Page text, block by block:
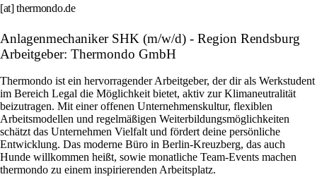
[at] thermondo.de
Anlagenmechaniker SHK (m/w/d) - Region Rendsburg
Arbeitgeber: Thermondo GmbH
Thermondo ist ein hervorragender Arbeitgeber, der dir als Werkstudent
im Bereich Legal die Möglichkeit bietet, aktiv zur Klimaneutralität
beizutragen. Mit einer offenen Unternehmenskultur, flexiblen
Arbeitsmodellen und regelmäßigen Weiterbildungsmöglichkeiten
schätzt das Unternehmen Vielfalt und fördert deine persönliche
Entwicklung. Das moderne Büro in Berlin-Kreuzberg, das auch
Hunde willkommen heißt, sowie monatliche Team-Events machen
thermondo zu einem inspirierenden Arbeitsplatz.